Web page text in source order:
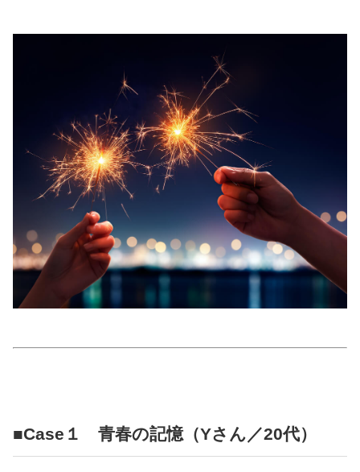
妊娠/出産/家族
ココロ/カラダ
グルメ
トラベル
カルチャー/エンタメ
占い
ゲーム
■Case１ 青春の記憶（Yさん／20代）